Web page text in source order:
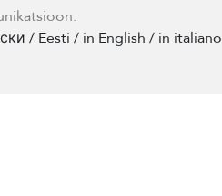
/ Eesti / in English / in italiano